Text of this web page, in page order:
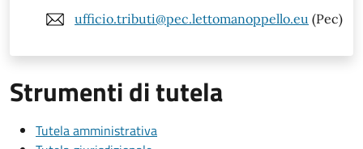
ufficio.tributi@pec.lettomanoppello.eu (Pec)
Strumenti di tutela
Tutela amministrativa